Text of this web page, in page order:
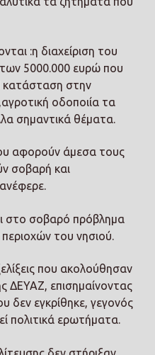
:η διαχείριση του
των 5000.000 ευρώ που
κατάσταση στην
οδοποιία τα
σημαντικά θέματα.
αφορούν άμεσα τους
σοβαρή και
στο σοβαρό πρόβλημα
του νησιού.
που ακολούθησαν
ΔΕΥΑΖ, επισημαίνοντας
δεν εγκρίθηκε, γεγονός
πολιτικά ερωτήματα.